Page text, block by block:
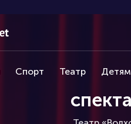
Спорт Театр Детям